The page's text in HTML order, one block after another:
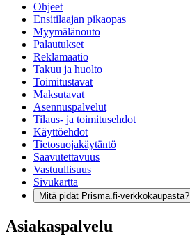
Ohjeet
Ensitilaajan pikaopas
Myymälänouto
Palautukset
Reklamaatio
Takuu ja huolto
Toimitustavat
Maksutavat
Asennuspalvelut
Tilaus- ja toimitusehdot
Käyttöehdot
Tietosuojakäytäntö
Saavutettavuus
Vastuullisuus
Sivukartta
Mitä pidät Prisma.fi-verkkokaupasta?
Asiakaspalvelu